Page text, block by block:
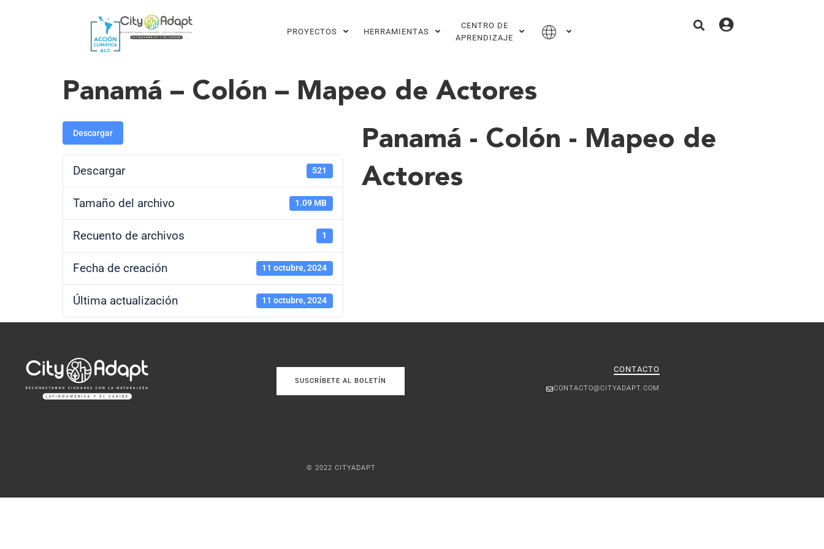
PROYECTOS HERRAMIENTAS
CENTRO DE
APRENDIZAJE
Panamá – Colón – Mapeo de Actores
Descargar
Descargar 521
Tamaño del archivo 1.09 MB
Recuento de archivos 1
Fecha de creación 11 octubre, 2024
Última actualización 11 octubre, 2024
Panamá - Colón - Mapeo de
Actores
SUSCRÍBETE AL BOLETÍN
CONTACTO
CONTACTO@CITYADAPT.COM
© 2022 CITYADAPT